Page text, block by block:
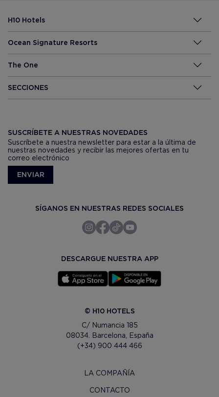
H10 Hotels
Ocean Signature Resorts
The One
SECCIONES
SUSCRÍBETE A NUESTRAS NOVEDADES
Suscríbete a nuestra newsletter para estar a la última de
nuestras novedades y recibir las mejores ofertas en tu
correo electrónico
ENVIAR
SÍGANOS EN NUESTRAS REDES SOCIALES
DESCARGUE NUESTRA APP
© H10 HOTELS
C/ Numancia 185
08034. Barcelona, España
(+34) 900 444 466
LA COMPAÑÍA
CONTACTO